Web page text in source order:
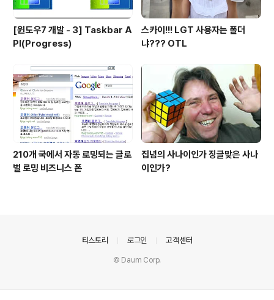
[윈도우7 개발 - 3] Taskbar A
PI(Progress)
스카이!!! LGT 사용자는 폴더
냐??? OTL
210개 국에서 자동 로밍되는 글로
벌 로밍 비즈니스 폰
집념의 사나이인가 징글맞은 사나
이인가?
티스토리 로그인 고객센터
© Daum Corp.